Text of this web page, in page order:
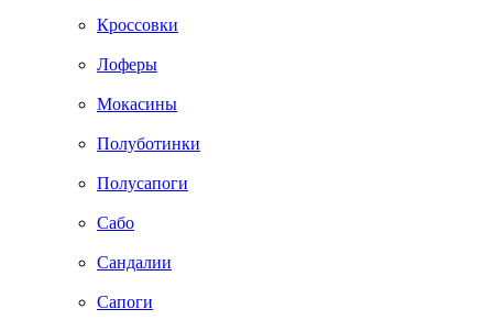
Кроссовки
Лоферы
Мокасины
Полуботинки
Полусапоги
Сабо
Сандалии
Сапоги